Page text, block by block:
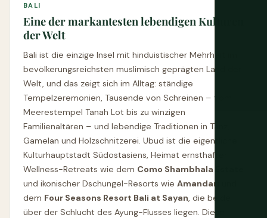
BALI
Eine der markantesten lebendigen Kulturen
der Welt
Bali ist die einzige Insel mit hinduistischer Mehrheit im
bevölkerungsreichsten muslimisch geprägten Land der
Welt, und das zeigt sich im Alltag: ständige
Tempelzeremonien, Tausende von Schreinen – vom
Meerestempel Tanah Lot bis zu winzigen
Familienaltären – und lebendige Traditionen in Tanz,
Gamelan und Holzschnitzerei. Ubud ist die eigentliche
Kulturhauptstadt Südostasiens, Heimat ernsthafter
Wellness-Retreats wie dem Como Shambhala Estate
und ikonischer Dschungel-Resorts wie Amandari
dem Four Seasons Resort Bali at Sayan , die beide
über der Schlucht des Ayung-Flusses liegen. Diese